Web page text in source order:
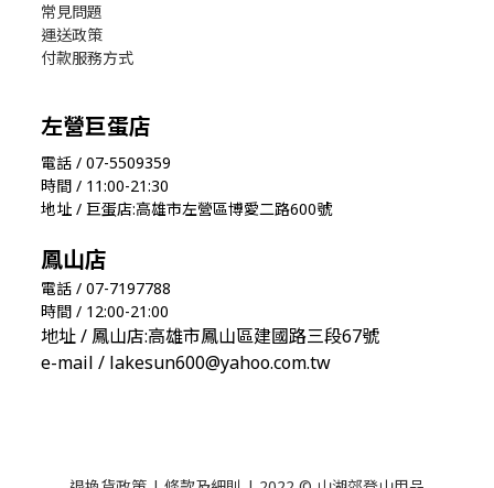
常見問題
運送政策
付款服務方式
左營巨蛋店
電話 / 07-5509359
時間 / 11:00-21:30
地址 / 巨蛋店:高雄市左營區博愛二路600號
鳳山店
電話 / 07-7197788
時間 / 12:00-21:00
地址 / 鳳山店:高雄市鳳山區建國路三段67號
e-mail / lakesun600@yahoo.com.tw